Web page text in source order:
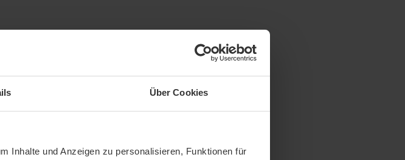
Über Cookies
Inhalte und Anzeigen zu personalisieren, Funktionen für